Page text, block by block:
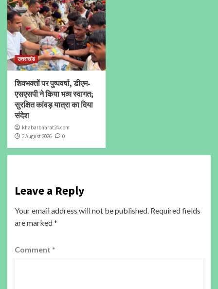
उत्तराखंड
शिवभक्तों पर पुष्पवर्षा, डीएम-
एसएसपी ने किया भव्य स्वागत;
सुरक्षित कांवड़ यात्रा का दिया
संदेश
khabarbharat24.com
2 August 2026
0
Leave a Reply
Your email address will not be published. Required fields
are marked*
Comment *